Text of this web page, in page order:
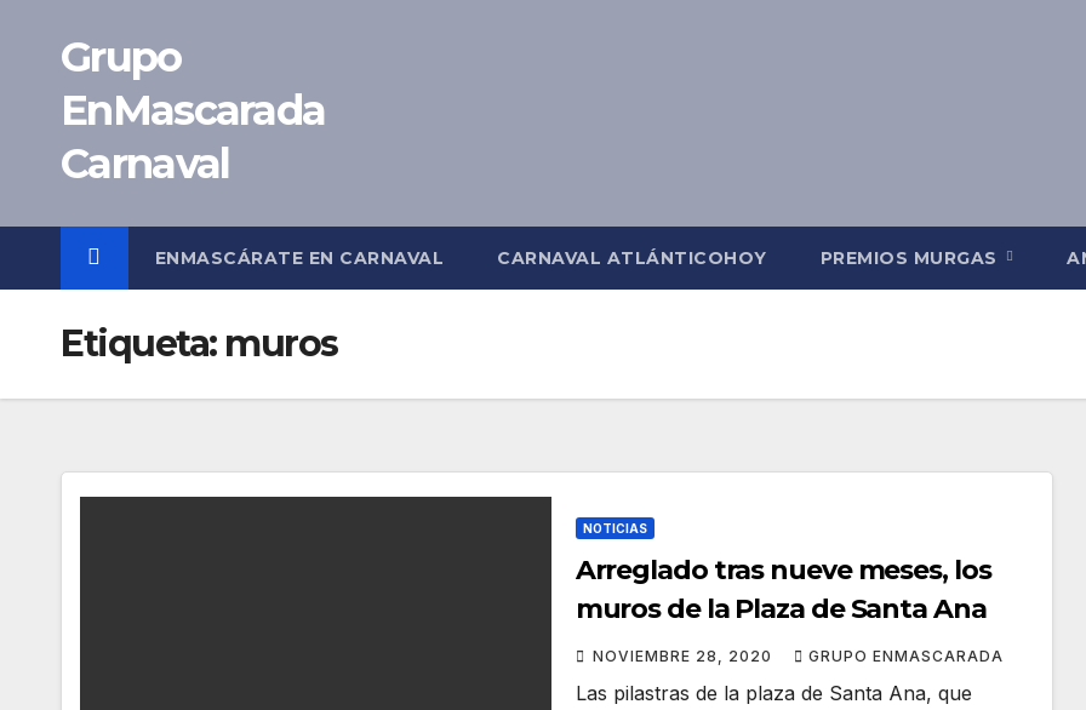
contenido
Grupo
EnMascarada
Carnaval
ENMASCÁRATE EN CARNAVAL CARNAVAL ATLÁNTICOHOY PREMIOS MURGAS
Etiqueta: muros
NOTICIAS
Arreglado tras nueve meses, los
muros de la Plaza de Santa Ana
NOVIEMBRE 28, 2020 GRUPO ENMASCARADA
Las pilastras de la plaza de Santa Ana, que